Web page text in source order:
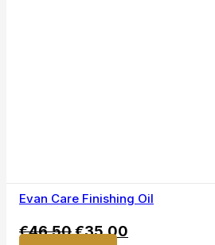
Evan Care Finishing Oil
€46,50€35,00